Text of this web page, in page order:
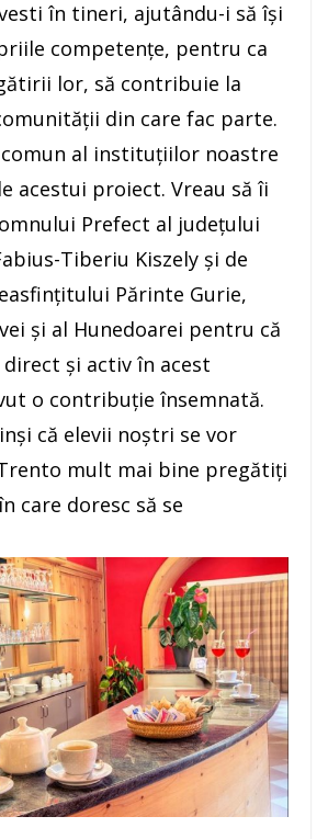
în tineri, ajutându-i să îşi
competenţe, pentru ca
lor, să contribuie la
din care fac parte.
al instituțiilor noastre
acestui proiect. Vreau să îi
Prefect al județului
Tiberiu Kiszely și de
Părinte Gurie,
și al Hunedoarei pentru că
și activ în acest
o contribuție însemnată.
că elevii noștri se vor
mult mai bine pregătiţi
care doresc să se